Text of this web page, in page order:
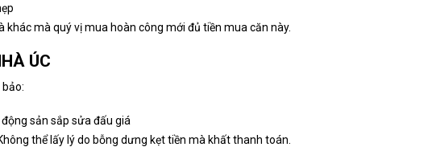
khác mà quý vị mua hoàn công mới đủ tiền mua căn này.
ÚC
sản sắp sửa đấu giá
thể lấy lý do bỗng dưng kẹt tiền mà khất thanh toán.